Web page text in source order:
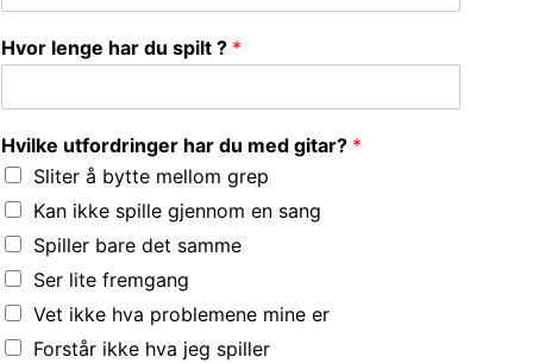
Hvor lenge har du spilt ? *
Hvilke utfordringer har du med gitar? *
Sliter å bytte mellom grep
Kan ikke spille gjennom en sang
Spiller bare det samme
Ser lite fremgang
Vet ikke hva problemene mine er
Forstår ikke hva jeg spiller